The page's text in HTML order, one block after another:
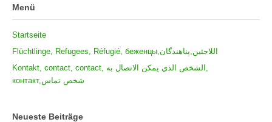
Menü
Startseite
Flüchtlinge, Refugees, Réfugié, беженцы,اللاجئين,پناهندگان
Kontakt, contact, contact, الشخص الذي يمكن الاتصال به,
контакт,شخص تماس
Neueste Beiträge